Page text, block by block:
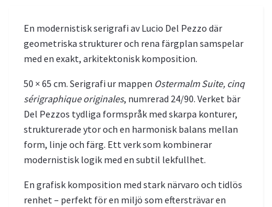
En modernistisk serigrafi av Lucio Del Pezzo där
geometriska strukturer och rena färgplan samspelar
med en exakt, arkitektonisk komposition.
50 × 65 cm. Serigrafi ur mappen Ostermalm Suite, cinq
sérigraphique originales, numrerad 24/90. Verket bär
Del Pezzos tydliga formspråk med skarpa konturer,
strukturerade ytor och en harmonisk balans mellan
form, linje och färg. Ett verk som kombinerar
modernistisk logik med en subtil lekfullhet.
En grafisk komposition med stark närvaro och tidlös
renhet – perfekt för en miljö som eftersträvar en